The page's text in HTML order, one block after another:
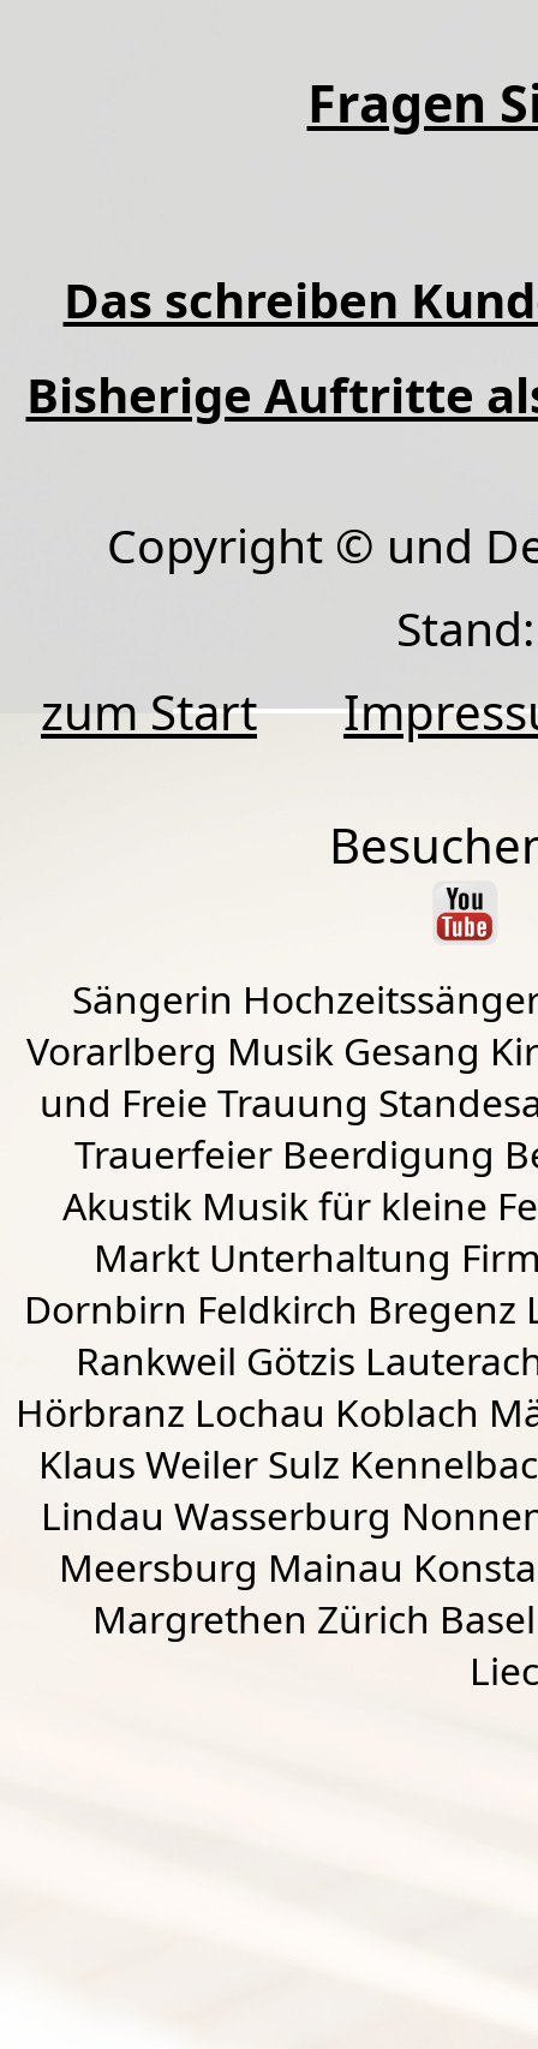
Fragen
Das schreiben
Bisherige Auftritte
Copyright © und
zum Start
Sängerin
Vorarlberg Musik Gesang
und Freie Trauung
Trauerfeier Beerdigung
Akustik Musik für kleine
Markt Unterhaltung
Dornbirn Feldkirch Bregenz
Rankweil Götzis
Hörbranz Lochau Koblach
Klaus Weiler Sulz
Lindau Wasserburg
Meersburg Mainau
Margrethen Zürich